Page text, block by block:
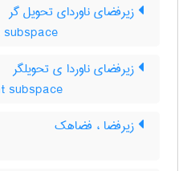
زیرفضای ناوردای تحویل گر
زیرفضای ناوردا ی تحویلگر
subspace
زیرفضا ، فضاهک